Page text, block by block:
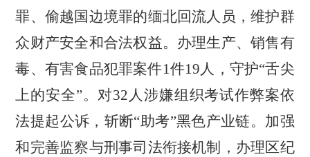
罪、偷越国边境罪的缅北回流人员，维护群
众财产安全和合法权益。 办理生产、销售有
毒、有害食品犯罪案件1件19人，守护“舌尖
上的安全”。对32 人涉嫌组织考试作弊案依
法提起公诉，斩断“助考”黑色产业链。加强
和完善监察与刑事司法衔接机制，办理区纪